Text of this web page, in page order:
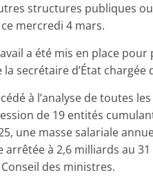
structures publiques
mercredi 4 mars.
a été mis en place
la secrétaire d’État
à l’analyse de toutes
de 19 entités
une masse salariale
à 2,6 milliards au 31
des ministres.